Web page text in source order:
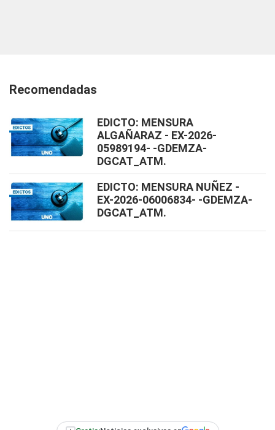
Recomendadas
EDICTO: MENSURA
ALGAÑARAZ - EX-2026-
05989194- -GDEMZA-
DGCAT_ATM.
EDICTO: MENSURA NUÑEZ -
EX-2026-06006834- -GDEMZA-
DGCAT_ATM.